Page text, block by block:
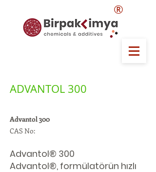
®
ADVANTOL 300
Advantol 300
CAS No:
Advantol® 300
Advantol®, formülatörün hızlı